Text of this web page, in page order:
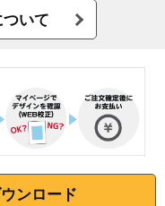
いて
ンロード